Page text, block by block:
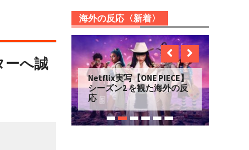
ーへ誠
海外の反応〈新着〉
Netflix実写【ONE PIECE】
シーズン2 を観た海外の反
応